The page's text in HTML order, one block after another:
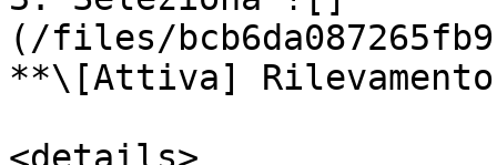
(/files/
**\[Attiva]